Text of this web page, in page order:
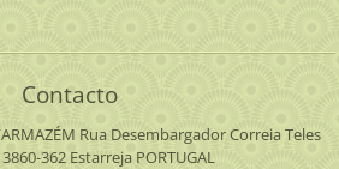
Contacto
Rua Desembargador Correia Teles
362 EstarrejaPORTUGAL